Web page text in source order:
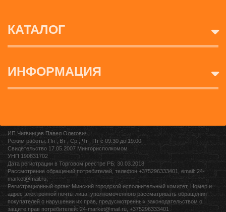
КАТАЛОГ
ИНФОРМАЦИЯ
ИП Чигвинцев Павел Олегович
Режим работы: Пн , Вт , Ср , Чт , Пт c 09:30 до 19:00
Свидетельство 17.05.2007 Мингорисполкомом
УНП 190831702
Дата регистрации в Торговом реестре РБ: 30.03.2018
Рассмотрение обращений потребителей, телефон +375296333401, email: 24-
market@mail.ru,
Регистрационный орган: Минский городской исполнительный комитет, Номер и
адрес электронной почты лица, уполномоченного рассматривать обращения
покупателей о нарушении их прав, предусмотренных законодательством о
защите прав потребителей: 24-market@mail.ru, +375296333401